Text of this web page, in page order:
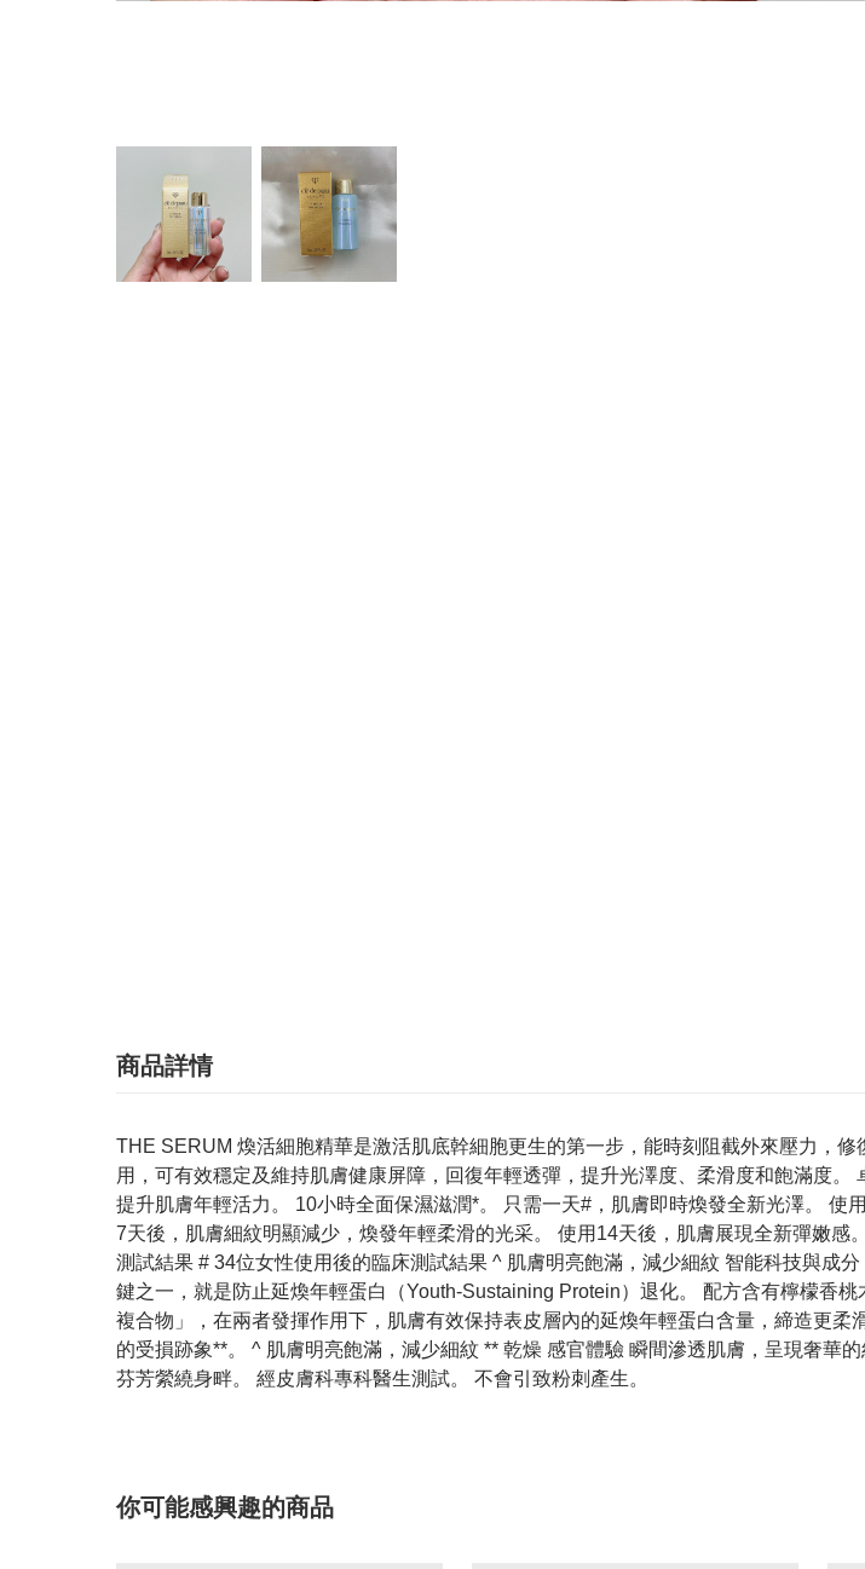
商品詳情
THE SERUM 煥活細胞精華是激活肌底幹細胞更生的第一步，能時刻阻截外來壓力，
用，可有效穩定及維持肌膚健康屏障，回復年輕透彈，提升光澤度、柔滑度和飽滿度
提升肌膚年輕活力。 10小時全面保濕滋潤*。 只需一天#，肌膚即時煥發全新光澤。 使
7天後，肌膚細紋明顯減少，煥發年輕柔滑的光采。 使用14天後，肌膚展現全新彈嫩
測試結果 # 34位女性使用後的臨床測試結果 ^ 肌膚明亮飽滿，減少細紋 智能科技與成
鍵之一，就是防止延煥年輕蛋白（Youth-Sustaining Protein）退化。 配方含有檸檬香
複合物」，在兩者發揮作用下，肌膚有效保持表皮層內的延煥年輕蛋白含量，締造更
的受損跡象**。 ^ 肌膚明亮飽滿，減少細紋 ** 乾燥 感官體驗 瞬間滲透肌膚，呈現奢華
芬芳縈繞身畔。 經皮膚科專科醫生測試。 不會引致粉刺產生。
你可能感興趣的商品